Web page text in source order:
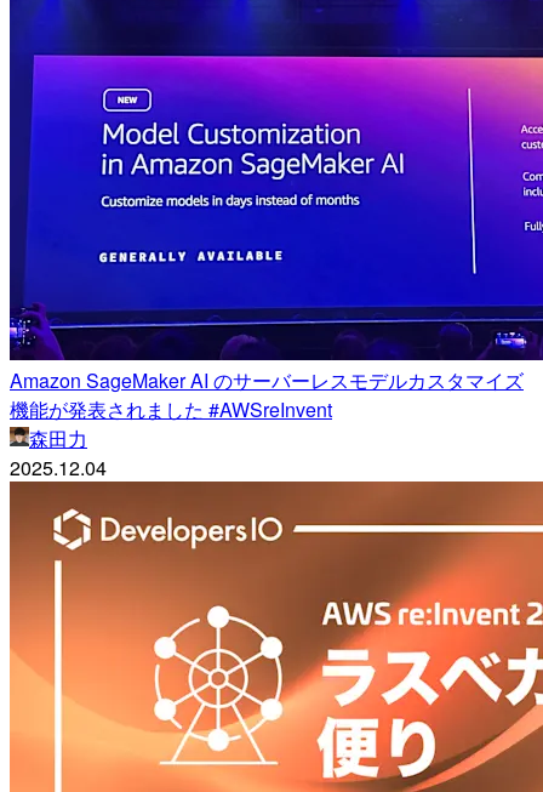
Amazon SageMaker AI のサーバーレスモデルカスタマイズ
機能が発表されました #AWSreInvent
森田力
2025.12.04